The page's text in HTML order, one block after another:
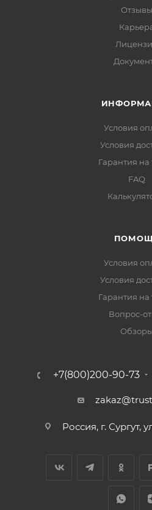
Отзывы
Условия
Условия
Гарантия на
FAQ
Условия
Условия
Гарантия на
Вопрос-
Обзоры
+7(800)200-90-73
Россия, г. Сургут,